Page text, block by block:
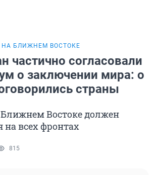
НА БЛИЖНЕМ ВОСТОКЕ
частично согласовали
о заключении мира: о
страны
Востоке должен
на всех фронтах
815